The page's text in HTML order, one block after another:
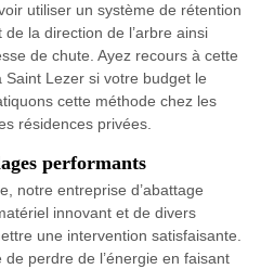
utiliser un système de rétention
la direction de l’arbre ainsi
de chute. Ayez recours à cette
Saint Lezer si votre budget le
cette méthode chez les
résidences privées.
performants
notre entreprise d’abattage
innovant et de divers
une intervention satisfaisante.
perdre de l’énergie en faisant